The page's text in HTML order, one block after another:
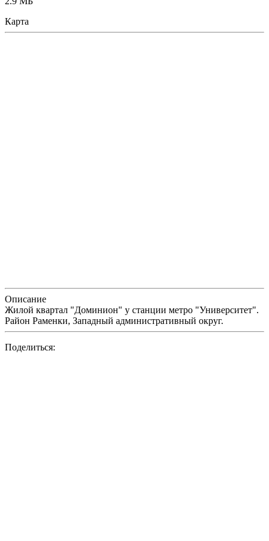
Карта
Описание
Жилой квартал "Доминион" у станции метро "Университет".
Район Раменки, Западный административный округ.
Поделиться: